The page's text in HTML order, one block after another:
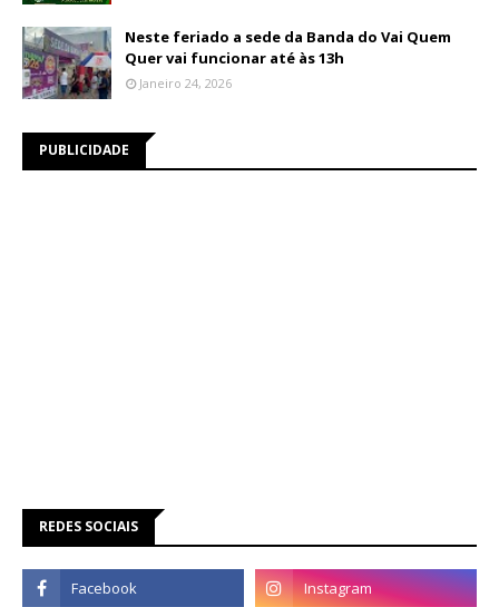
Neste feriado a sede da Banda do Vai Quem
Quer vai funcionar até às 13h
Janeiro 24, 2026
PUBLICIDADE
REDES SOCIAIS